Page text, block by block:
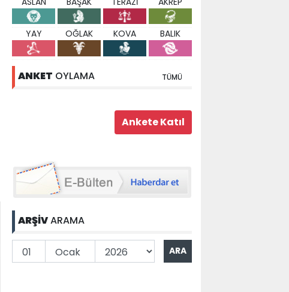
YAY OĞLAK KOVA BALIK
ANKET OYLAMA TÜMÜ
ARŞİVARAMA